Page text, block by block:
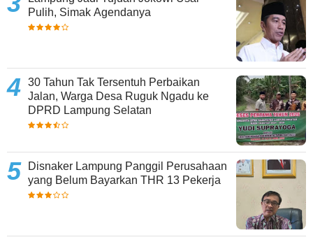
Pulih, Simak Agendanya
30 Tahun Tak Tersentuh Perbaikan
Jalan, Warga Desa Ruguk Ngadu ke
DPRD Lampung Selatan
Disnaker Lampung Panggil Perusahaan
yang Belum Bayarkan THR 13 Pekerja